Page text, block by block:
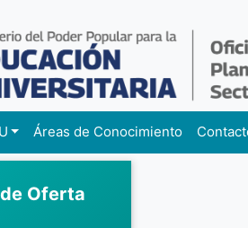
Áreas de Conocimiento
Oferta